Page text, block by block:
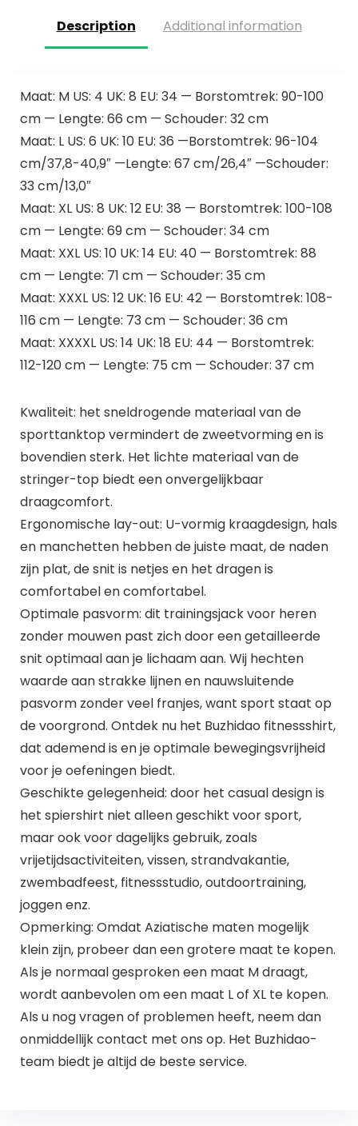
Description Additional information
Maat: M US: 4 UK: 8 EU: 34 — Borstomtrek: 90-100
cm — Lengte: 66 cm — Schouder: 32 cm
Maat: L US: 6 UK: 10 EU: 36 —Borstomtrek: 96-104
cm/37,8-40,9″ —Lengte: 67 cm/26,4″ —Schouder:
33 cm/13,0″
Maat: XL US: 8 UK: 12 EU: 38 — Borstomtrek: 100-108
cm — Lengte: 69 cm — Schouder: 34 cm
Maat: XXL US: 10 UK: 14 EU: 40 — Borstomtrek: 88
cm — Lengte: 71 cm — Schouder: 35 cm
Maat: XXXL US: 12 UK: 16 EU: 42 — Borstomtrek: 108-
116 cm — Lengte: 73 cm — Schouder: 36 cm
Maat: XXXXL US: 14 UK: 18 EU: 44 — Borstomtrek:
112-120 cm — Lengte: 75 cm — Schouder: 37 cm
Kwaliteit: het sneldrogende materiaal van de
sporttanktop vermindert de zweetvorming en is
bovendien sterk. Het lichte materiaal van de
stringer-top biedt een onvergelijkbaar
draagcomfort.
Ergonomische lay-out: U-vormig kraagdesign, hals
en manchetten hebben de juiste maat, de naden
zijn plat, de snit is netjes en het dragen is
comfortabel en comfortabel.
Optimale pasvorm: dit trainingsjack voor heren
zonder mouwen past zich door een getailleerde
snit optimaal aan je lichaam aan. Wij hechten
waarde aan strakke lijnen en nauwsluitende
pasvorm zonder veel franjes, want sport staat op
de voorgrond. Ontdek nu het Buzhidao fitnessshirt,
dat ademend is en je optimale bewegingsvrijheid
voor je oefeningen biedt.
Geschikte gelegenheid: door het casual design is
het spiershirt niet alleen geschikt voor sport,
maar ook voor dagelijks gebruik, zoals
vrijetijdsactiviteiten, vissen, strandvakantie,
zwembadfeest, fitnessstudio, outdoortraining,
joggen enz.
Opmerking: Omdat Aziatische maten mogelijk
klein zijn, probeer dan een grotere maat te kopen.
Als je normaal gesproken een maat M draagt,
wordt aanbevolen om een maat L of XL te kopen.
Als u nog vragen of problemen heeft, neem dan
onmiddellijk contact met ons op. Het Buzhidao-
team biedt je altijd de beste service.